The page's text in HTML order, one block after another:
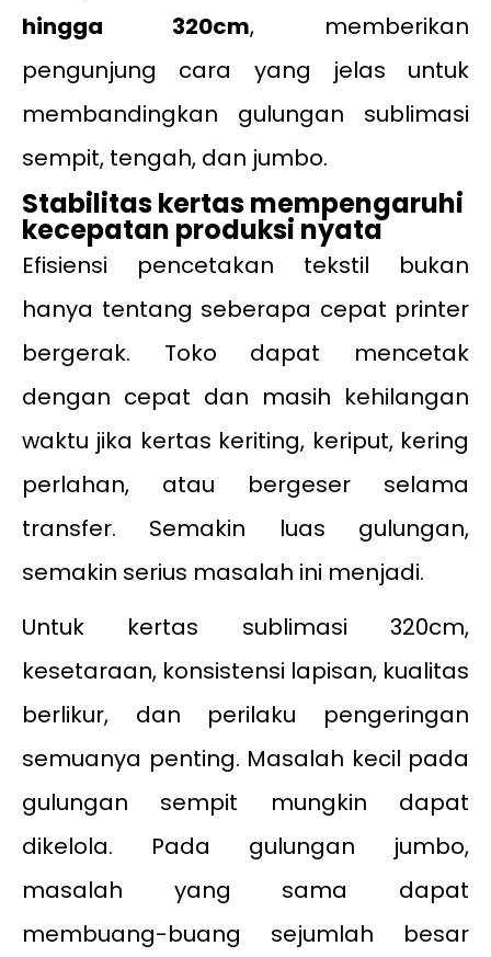
hingga 320cm, memberikan
pengunjung cara yang jelas untuk
membandingkan gulungan sublimasi
sempit, tengah, dan jumbo.
Stabilitas kertas mempengaruhi
kecepatan produksi nyata
Efisiensi pencetakan tekstil bukan
hanya tentang seberapa cepat printer
bergerak. Toko dapat mencetak
dengan cepat dan masih kehilangan
waktu jika kertas keriting, keriput, kering
perlahan, atau bergeser selama
transfer. Semakin luas gulungan,
semakin serius masalah ini menjadi.
Untuk kertas sublimasi 320cm,
kesetaraan, konsistensi lapisan, kualitas
berlikur, dan perilaku pengeringan
semuanya penting. Masalah kecil pada
gulungan sempit mungkin dapat
dikelola. Pada gulungan jumbo,
masalah yang sama dapat
membuang-buang sejumlah besar